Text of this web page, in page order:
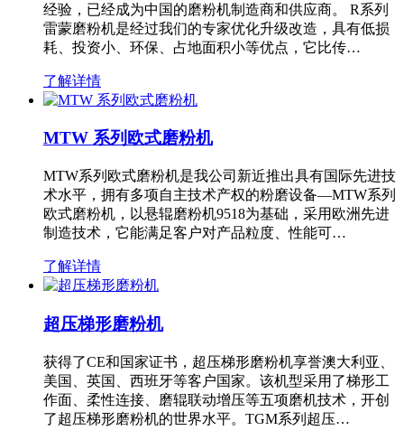
经验，已经成为中国的磨粉机制造商和供应商。 R系列
雷蒙磨粉机是经过我们的专家优化升级改造，具有低损
耗、投资小、环保、占地面积小等优点，它比传…
了解详情
MTW 系列欧式磨粉机
MTW系列欧式磨粉机是我公司新近推出具有国际先进技
术水平，拥有多项自主技术产权的粉磨设备—MTW系列
欧式磨粉机，以悬辊磨粉机9518为基础，采用欧洲先进
制造技术，它能满足客户对产品粒度、性能可…
了解详情
超压梯形磨粉机
获得了CE和国家证书，超压梯形磨粉机享誉澳大利亚、
美国、英国、西班牙等客户国家。该机型采用了梯形工
作面、柔性连接、磨辊联动增压等五项磨机技术，开创
了超压梯形磨粉机的世界水平。TGM系列超压…